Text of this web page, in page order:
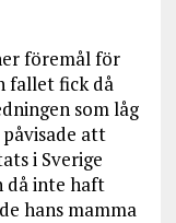
föremål för
fallet fick då
som låg
att
i Sverige
då inte haft
hans mamma